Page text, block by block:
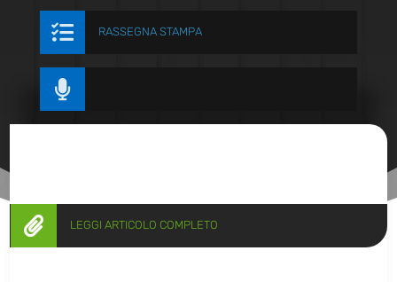
 RASSEGNA STAMPA

 LEGGI ARTICOLO COMPLETO